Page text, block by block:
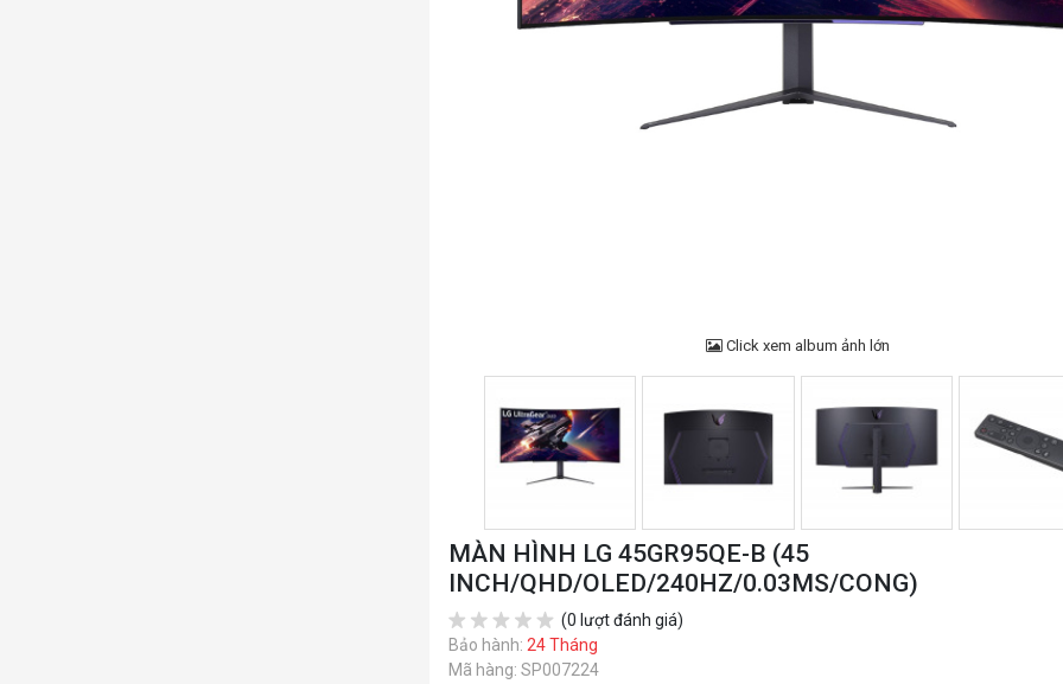
Click xem album ảnh lớn
MÀN HÌNH LG 45GR95QE-B (45
INCH/QHD/OLED/240HZ/0.03MS/CONG)
(0 lượt đánh giá)
Bảo hành: 24 Tháng
Mã hàng: SP007224